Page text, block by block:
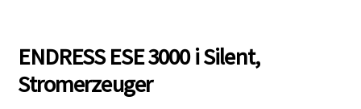
ENDRESS ESE 3000 i Silent,
Stromerzeuger